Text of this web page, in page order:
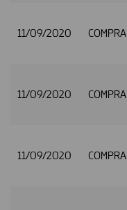
11/09/2020 COMPRA
11/09/2020 COMPRA
11/09/2020 COMPRA